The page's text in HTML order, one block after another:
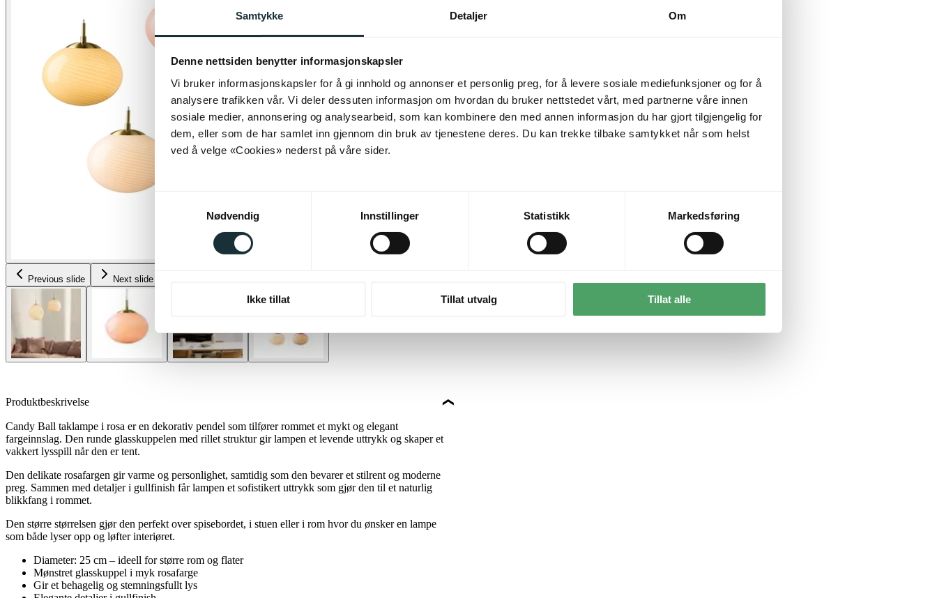
Samtykke Detaljer Om
Denne nettsiden benytter informasjonskapsler
Vi bruker informasjonskapsler for å gi innhold og annonser et personlig preg, for å levere sosiale mediefunksjoner og for å
analysere trafikken vår. Vi deler dessuten informasjon om hvordan du bruker nettstedet vårt, med partnerne våre innen
sosiale medier, annonsering og analysearbeid, som kan kombinere den med annen informasjon du har gjort tilgjengelig for
dem, eller som de har samlet inn gjennom din bruk av tjenestene deres. Du kan trekke tilbake samtykket når som helst
ved å velge «Cookies» nederst på våre sider.
Nødvendig
Innstillinger Statistikk Markedsføring
Ikke tillat Tillat utvalg Tillat alle
Previous slide Next slide
Produktbeskrivelse
Candy Ball taklampe i rosa er en dekorativ pendel som tilfører rommet et mykt og elegant
fargeinnslag. Den runde glasskuppelen med rillet struktur gir lampen et levende uttrykk og skaper et
vakkert lysspill når den er tent.
Den delikate rosafargen gir varme og personlighet, samtidig som den bevarer et stilrent og moderne
preg. Sammen med detaljer i gullfinish får lampen et sofistikert uttrykk som gjør den til et naturlig
blikkfang i rommet.
Den større størrelsen gjør den perfekt over spisebordet, i stuen eller i rom hvor du ønsker en lampe
som både lyser opp og løfter interiøret.
Diameter: 25 cm – ideell for større rom og flater
Mønstret glasskuppel i myk rosafarge
Gir et behagelig og stemningsfullt lys